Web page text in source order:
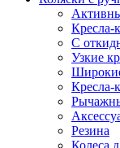
Кресла-
С
Узкие
Кресла-
Резина
Колеса